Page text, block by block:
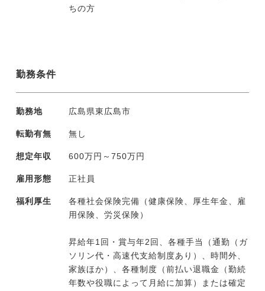
ちの方
勤務条件
勤務地 広島県東広島市
転勤有無 無し
想定年収 600万円～750万円
雇用形態 正社員
福利厚生
各種社会保険完備（健康保険、厚生年金、雇
用保険、労災保険）
昇給年1回・賞与年2回、各種手当（通勤（ガ
ソリン代・高速代支給制度あり）、時間外、
家族ほか）、各種制度（前払い退職金（勤続
年数や役職によって月給に加算）または確定